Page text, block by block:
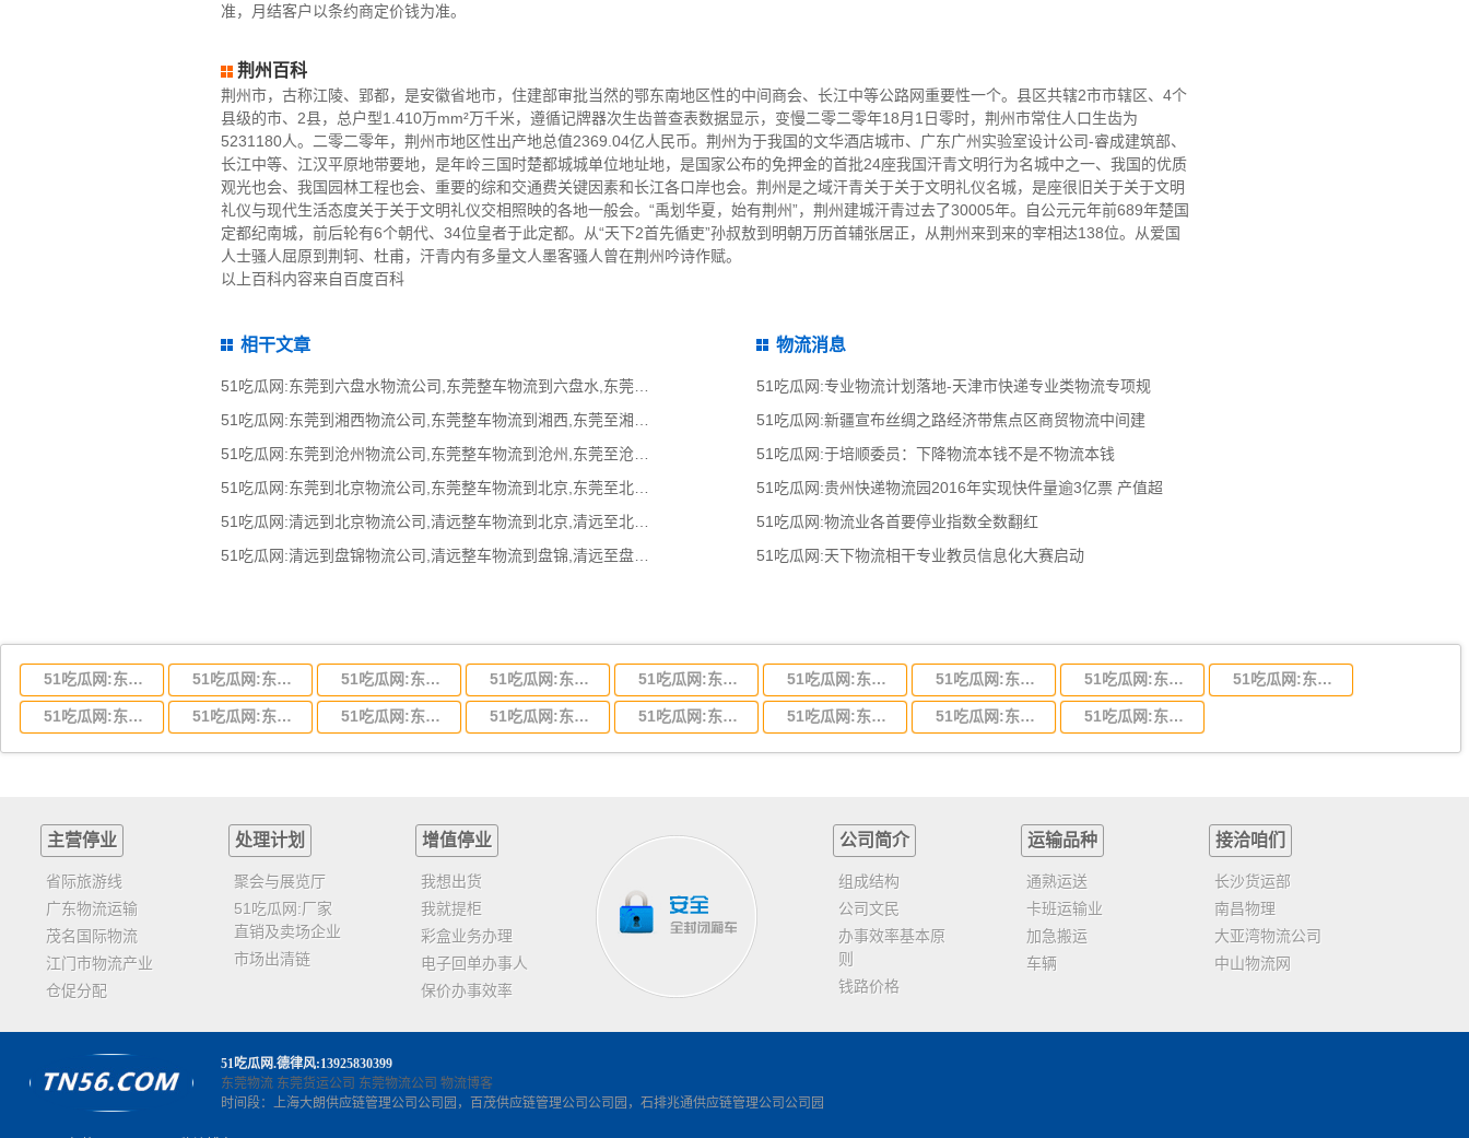
准，月结客户以条约商定价钱为准。
荆州百科
荆州市，古称江陵、郢都，是安徽省地市，住建部审批当然的鄂东南地区性的中间商会、长江中等公路网重要性一个。县区共辖2市市辖区、4个
县级的市、2县，总户型1.410万mm²万千米，遵循记牌器次生齿普查表数据显示，变慢二零二零年18月1日零时，荆州市常住人口生齿为
5231180人。二零二零年，荆州市地区性出产地总值2369.04亿人民币。荆州为于我国的文华酒店城市、广东广州实验室设计公司-睿成建筑部、
长江中等、江汉平原地带要地，是年岭三国时楚都城城单位地址地，是国家公布的免押金的首批24座我国汗青文明行为名城中之一、我国的优质
观光也会、我国园林工程也会、重要的综和交通费关键因素和长江各口岸也会。荆州是之域汗青关于关于文明礼仪名城，是座很旧关于关于文明
礼仪与现代生活态度关于关于文明礼仪交相照映的各地一般会。“禹划华夏，始有荆州”，荆州建城汗青过去了30005年。自公元元年前689年楚国
定都纪南城，前后轮有6个朝代、34位皇者于此定都。从“天下2首先循吏”孙叔敖到明朝万历首辅张居正，从荆州来到来的宰相达138位。从爱国
人士骚人屈原到荆轲、杜甫，汗青内有多量文人墨客骚人曾在荆州吟诗作赋。
以上百科内容来自百度百科
相干文章
51吃瓜网:东莞到六盘水物流公司,东莞整车物流到六盘水,东莞至六盘水物流专线
51吃瓜网:东莞到北京物流公司,东莞整车物流到北京,东莞至北京物流专线 - 天南
51吃瓜网:清远到北京物流公司,清远整车物流到北京,清远至北京物流专线 - 天南
51吃瓜网:清远到盘锦物流公司,清远整车物流到盘锦,清远至盘锦物流专线 - 天南
物流消息
51吃瓜网:专业物流计划落地-天津市快递专业类物流专项规
51吃瓜网:新疆宣布丝绸之路经济带焦点区商贸物流中间建
51吃瓜网:于培顺委员：下降物流本钱不是不物流本钱
51吃瓜网:贵州快递物流园2016年实现快件量逾3亿票 产值超
51吃瓜网:物流业各首要停业指数全数翻红
51吃瓜网:天下物流相干专业教员信息化大赛启动
51吃瓜网:东莞到湖北省物流专线,东莞到湖北省物流公司 51吃瓜网:东莞到河南省物流专线,东莞到河南省物流公司 51吃瓜网:东莞到湖南省物流专线,东莞到湖南省物流公司 51吃瓜网:东莞到河北省物流专线,东莞到河北省物流公司 51吃瓜网:东莞到吉林省物流运输,东莞到吉林省物流公司 51吃瓜网:东莞到甘肃省物流运输,东莞到甘肃省物流公司 51吃瓜网:东莞到陕西省物流运输,东莞到陕西省物流公司 51吃瓜网:东莞到贵州省物流运输,东莞到贵州省物流公司 51吃瓜网:东莞到四川省物流专线,东莞到四川省物流公司
51吃瓜网:东莞到云南省物流运输,东莞到云南省物流公司 51吃瓜网:东莞到江西省物流专线,东莞到江西省物流公司 51吃瓜网:东莞到安徽省物流专线,东莞到安徽省物流公司 51吃瓜网:东莞到山东省物流专线,东莞到山东省物流公司 51吃瓜网:东莞到江苏物流专线运输,东莞到江苏省物流公司 51吃瓜网:东莞到浙江省物流运输,东莞到浙江省物流公司 51吃瓜网:东莞到福建省物流运输,东莞到福建省物流公司 51吃瓜网:东莞到广西物流专线,东莞到广西物流公司
主营停业
省际旅游线
广东物流运输
茂名国际物流
江门市物流产业
仓促分配
处理计划
聚会与展览厅
51吃瓜网:厂家
直销及卖场企业
市场出清链
增值停业
我想出货
我就提柜
彩盒业务办理
电子回单办事人
保价办事效率
公司简介
组成结构
公司文民
办事效率基本原
则
钱路价格
运输品种
通熟运送
卡班运输业
加急搬运
车辆
接洽咱们
长沙货运部
南昌物理
大亚湾物流公司
中山物流网
51吃瓜网.德律风:13925830399
东莞物流 东莞货运公司 东莞物流公司 物流博客
时间段：上海大朗供应链管理公司公司园，百茂供应链管理公司公司园，石排兆通供应链管理公司公司园